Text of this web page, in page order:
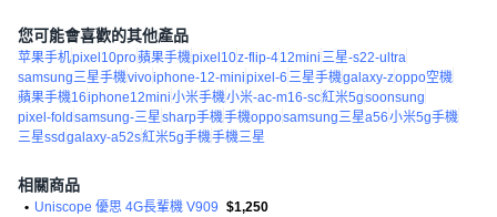
您可能會喜歡的其他產品
苹果手机pixel10pro蘋果手機pixel10z-flip-412mini三星-s22-ultra
samsung三星手機vivoiphone-12-minipixel-6三星手機galaxy-zoppo空機
蘋果手機16iphone12mini小米手機小米-ac-m16-sc紅米5gsoonsung
pixel-fold samsung-三星sharp手機手機opposamsung三星a56小米5g手機
三星ssd galaxy-a52s紅米5g手機手機三星
相關商品
• Uniscope 優思 4G長輩機 V909 $1,250